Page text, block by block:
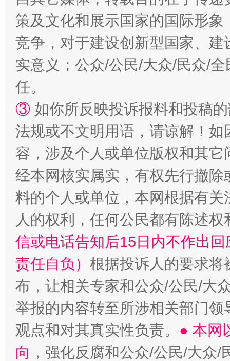
“蜀中异人”王建安的艺术幻境
策及文化和展示国家的国际形
竞争，对于建设创新型国家、
实意义；公众/公民/大众/民众/
任。
③ 如你所反映投诉报料和投稿
法规或不文明用语，请谅解！
容，涉及个人或单位版权和其它
经本网核实属实，有权先行撤
料的个人或单位，本网根据有
人的权利，任何公民都有陈述
信或电话告知后15日内不作出
责任自负） 根据投诉人的要求将
布，让相关专家和公众/公民/大
举报的内容转至所涉相关部门
观点和对其真实性负责。 ● 本网
向 ，强化反腐和公众/公民/大众